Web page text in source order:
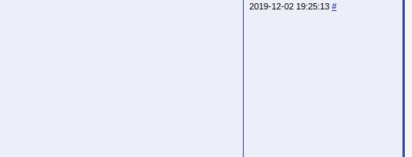
2019-12-02 19:25:13 #